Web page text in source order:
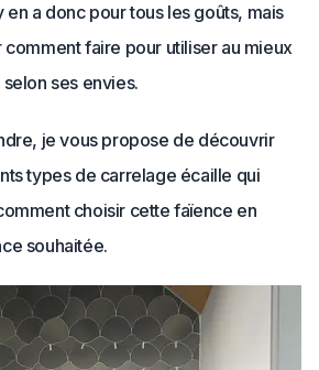
en a donc pour tous les goûts, mais
faire pour utiliser au mieux
ses envies.
je vous propose de découvrir
types de carrelage écaille qui
choisir cette faïence en
souhaitée.